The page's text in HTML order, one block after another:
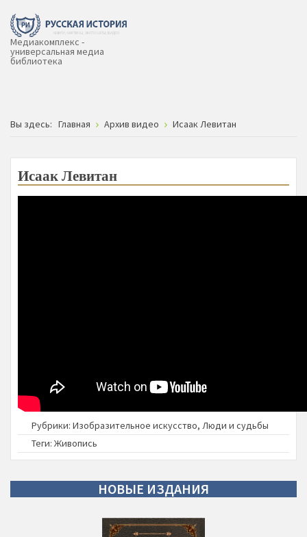
Медиакомплекс -
универсальная медиа
библиотека
Вы здесь: Главная Архив видео Исаак Левитан
Исаак Левитан
Рубрики: Изобразительное искусство, Люди и судьбы
Теги: Живопись
НОВЫЕ ИЗДАНИЯ